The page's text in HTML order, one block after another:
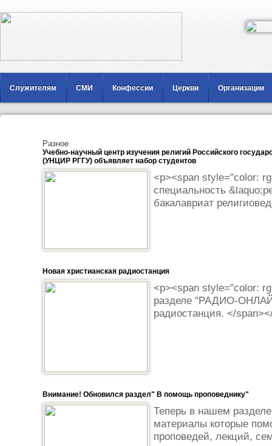
Служителям СМИ Конфессии Церкви Организации
Разное
Учебно-научный центр изучения религий Российского
(УНЦИР РГГУ) объявляет набор студентов
<p><span style="color:
специальность
бакалавриат
Новая христианская радиостанция
<p><span style="color:
разделе "РАДИО-
радиостанция. </
Внимание! Обновился раздел" В помощь проповеднику"
Теперь в нашем
материалы которые
проповедей, лекций,